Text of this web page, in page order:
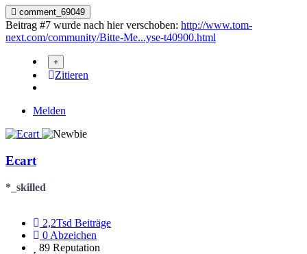
comment_69049
Beitrag #7 wurde nach hier verschoben: http://www.tom-
next.com/community/Bitte-Me...yse-t40900.html
Zitieren
Melden
Ecart
*_skilled
2,2Tsd Beiträge
0 Abzeichen
89 Reputation